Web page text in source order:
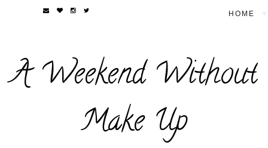
A Weekend Without
Make Up